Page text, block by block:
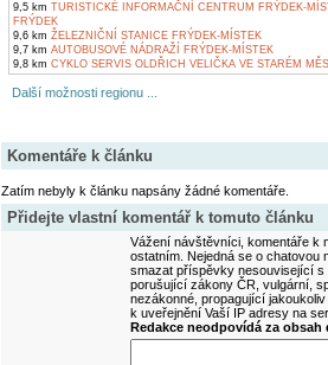
9,5 km TURISTICKÉ INFORMAČNÍ CENTRUM FRÝDEK-
FRÝDEK
9,6 km ŽELEZNIČNÍ STANICE FRÝDEK-MÍSTEK
9,7 km AUTOBUSOVÉ NÁDRAŽÍ FRÝDEK-MÍSTEK
9,8 km CYKLO SERVIS OLDŘICH VELIČKA VE STARÉM
Další možnosti regionu ...
Komentáře k článku
Zatím nebyly k článku napsány žádné komentáře.
Přidejte vlastní komentář k tomuto článku
Vážení návštěvníci, komentáře k
ostatním. Nejedná se o
smazat příspěvky nesouvisející
porušující zákony ČR, vulgární,
nezákonné, propagující
k uveřejnění Vaší IP adresy na
Redakce neodpovídá za